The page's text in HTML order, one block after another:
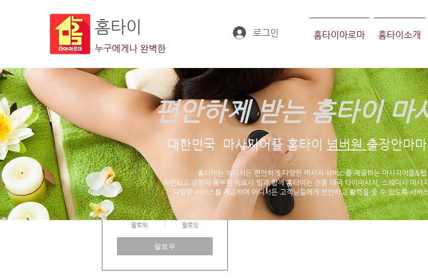
홈타이
누구에게나 완벽한
로그인 홈타이아로마 홈타이소개
편안하게 받는 홈타이 마
대한민국 마사지어플 홈타이 넘버원출장안마
홈타이는 어디서든 편안하게 다양한 마사지 서비스를 제공하는 마사지어플&
숙련되고 경험이 풍부한 치료사 팀과 함께 홈타이는 전통 태국 타이마사지, 스웨디시 마사
다양한 서비스를 제공하며 어디서든 고객님들에게 편안하고 활력을 줄 수 있도록 서비
. 악플보면짖는개
0
팔로워 팔로잉
팔로우